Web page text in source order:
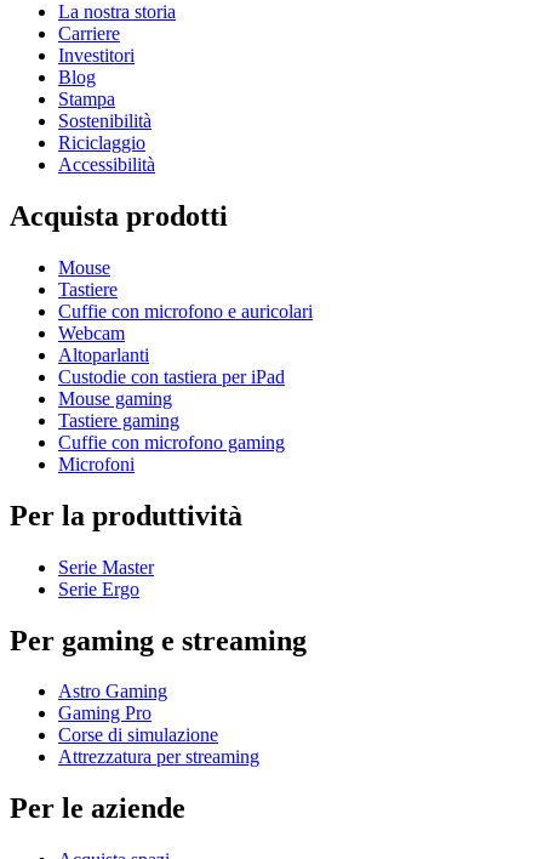
La nostra storia
Carriere
Investitori
Blog
Stampa
Sostenibilità
Riciclaggio
Accessibilità
Acquista prodotti
Mouse
Tastiere
Cuffie con microfono e auricolari
Webcam
Altoparlanti
Custodie con tastiera per iPad
Mouse gaming
Tastiere gaming
Cuffie con microfono gaming
Microfoni
Per la produttività
Serie Master
Serie Ergo
Per gaming e streaming
Astro Gaming
Gaming Pro
Corse di simulazione
Attrezzatura per streaming
Per le aziende